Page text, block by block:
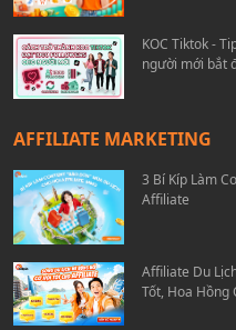
KOC Tiktok -
người mới bắt
AFFILIATE MARKETING
3 Bí Kíp Làm
Affiliate
Affiliate Du
Tốt, Hoa Hồng